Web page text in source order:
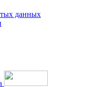
данных